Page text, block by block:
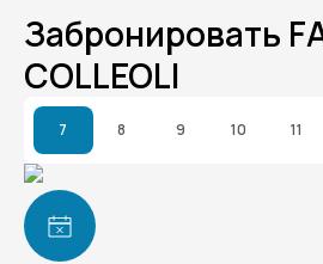
Забронировать
COLLEOLI
7 8 9 10 11